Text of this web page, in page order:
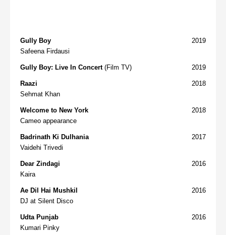
2019
Gully Boy
Safeena Firdausi
2019
Gully Boy: Live In Concert (Film TV)
2018
Raazi
Sehmat Khan
2018
Welcome to New York
Cameo appearance
2017
Badrinath Ki Dulhania
Vaidehi Trivedi
2016
Dear Zindagi
Kaira
2016
Ae Dil Hai Mushkil
DJ at Silent Disco
2016
Udta Punjab
Kumari Pinky